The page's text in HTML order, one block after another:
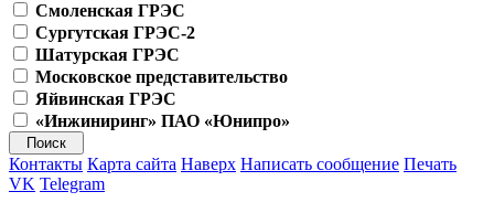
Смоленская ГРЭС
Сургутская ГРЭС-2
Шатурская ГРЭС
Московское представительство
Яйвинская ГРЭС
«Инжиниринг» ПАО «Юнипро»
Контакты Карта сайта Наверх Написать сообщение Печать
VK Telegram